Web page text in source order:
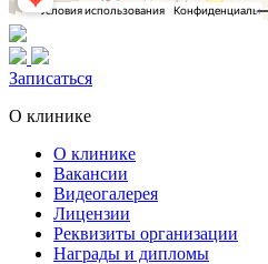
Записаться
О клинике
О клинике
Вакансии
Видеогалерея
Лицензии
Реквизиты организации
Награды и дипломы